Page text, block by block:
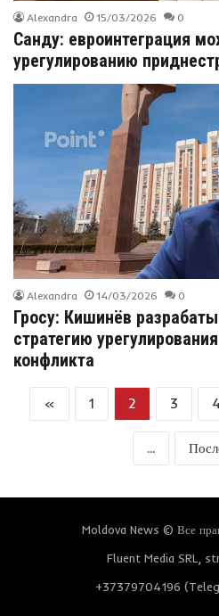
Alexandra 15/03/2026 0
Санду: евроинтеграция
урегулированию
Alexandra 14/03/2026 0
Гросу: Кишинёв
стратегию
конфликта
« 1 2 3 4
...
Moldova News © Все
Fluent Media SRL,
+37379704196